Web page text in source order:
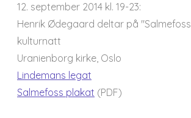
12. september 2014 kl. 19-23:
Henrik Ødegaard deltar på
kulturnatt
Uranienborg kirke, Oslo
Lindemans legat
Salmefoss plakat (PDF)